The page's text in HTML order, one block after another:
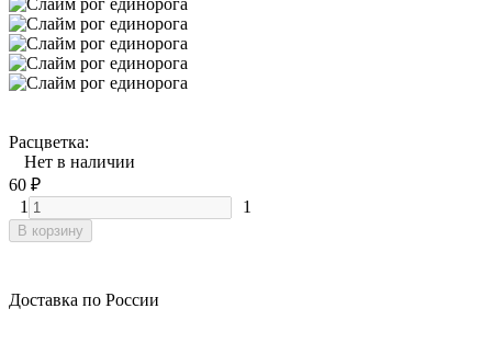
Расцветка:
Нет в наличии
60 ₽
1
1
В корзину
Доставка по России